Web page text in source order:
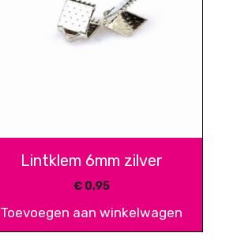
Lintklem 6mm zilver
€0,95
Toevoegen aan winkelwagen